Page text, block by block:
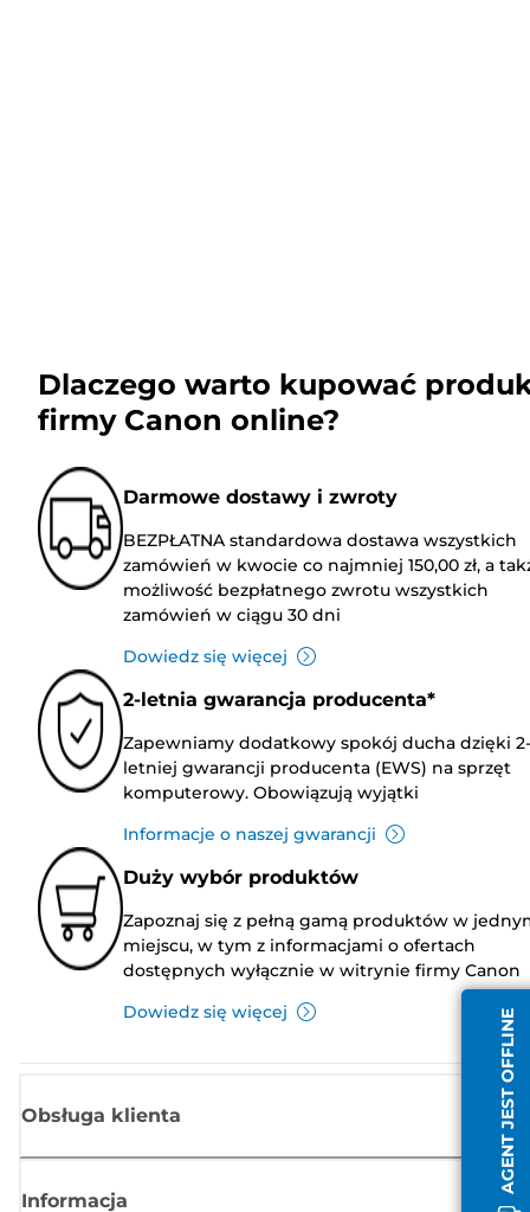
AGENT JEST OFFLINE
Dlaczego warto kupować
firmy Canon online?
Darmowe dostawy i zwroty
BEZPŁATNA standardowa dostawa wszystkich
zamówień w kwocie co najmniej 150,00 zł, a
możliwość bezpłatnego zwrotu wszystkich
zamówień w ciągu 30 dni
Dowiedz się więcej
2-letnia gwarancja producenta*
Zapewniamy dodatkowy spokój ducha dzięki 2-
letniej gwarancji producenta (EWS) na sprzęt
komputerowy. Obowiązują wyjątki
Informacje o naszej gwarancji
Duży wybór produktów
Zapoznaj się z pełną gamą produktów w
miejscu, w tym z informacjami o ofertach
dostępnych wyłącznie w witrynie firmy Canon
Dowiedz się więcej
Obsługa klienta
Informacja